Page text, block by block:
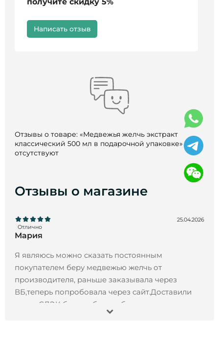
Отзывы о товаре: «Медвежья желчь экстракт
классический 500 мл в подарочной упаковке» пока
отсутствуют
Написать отзыв
Отзывы о магазине
Отлично
25.04.2026
Мария
Я являюсь можно сказать постоянным
покупателем беру медвежью желчь от
производителя, раньше заказывала через
ВБ,теперь попробовала через сайт.Доставили
через СДЭК без проблем и быстро.